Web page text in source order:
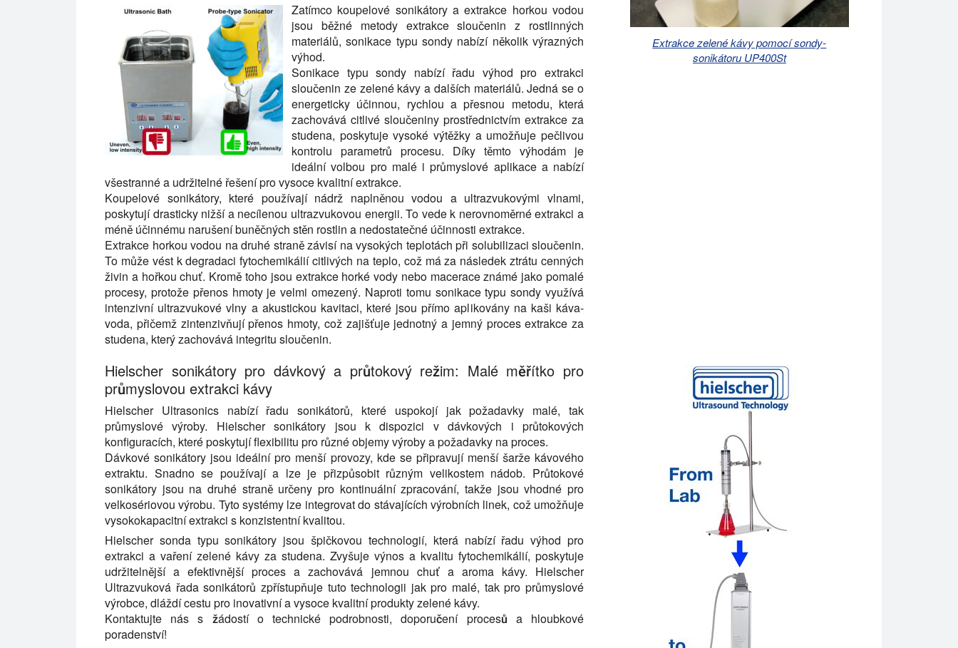
Zatímco koupelové sonikátory a extrakce horkou vodou
jsou běžné metody extrakce sloučenin z rostlinných
materiálů, sonikace typu sondy nabízí několik výrazných
výhod.
Sonikace typu sondy nabízí řadu výhod pro extrakci
sloučenin ze zelené kávy a dalších materiálů. Jedná se o
energeticky účinnou, rychlou a přesnou metodu, která
zachovává citlivé sloučeniny prostřednictvím extrakce za
studena, poskytuje vysoké výtěžky a umožňuje pečlivou
kontrolu parametrů procesu. Díky těmto výhodám je
ideální volbou pro malé i průmyslové aplikace a nabízí
všestranné a udržitelné řešení pro vysoce kvalitní extrakce.
Koupelové sonikátory, které používají nádrž naplněnou vodou a ultrazvukovými vlnami,
poskytují drasticky nižší a necílenou ultrazvukovou energii. To vede k nerovnoměrné extrakci a
méně účinnému narušení buněčných stěn rostlin a nedostatečné účinnosti extrakce.
Extrakce horkou vodou na druhé straně závisí na vysokých teplotách při solubilizaci sloučenin.
To může vést k degradaci fytochemikálií citlivých na teplo, což má za následek ztrátu cenných
živin a hořkou chuť. Kromě toho jsou extrakce horké vody nebo macerace známé jako pomalé
procesy, protože přenos hmoty je velmi omezený. Naproti tomu sonikace typu sondy využívá
intenzivní ultrazvukové vlny a akustickou kavitaci, které jsou přímo aplikovány na kaši káva-
voda, přičemž zintenzivňují přenos hmoty, což zajišťuje jednotný a jemný proces extrakce za
studena, který zachovává integritu sloučenin.
Extrakce zelené kávy pomocí sondy-
sonikátoru UP400St
Hielscher sonikátory pro dávkový a průtokový režim: Malé měřítko pro
průmyslovou extrakci kávy
Hielscher Ultrasonics nabízí řadu sonikátorů, které uspokojí jak požadavky malé, tak
průmyslové výroby. Hielscher sonikátory jsou k dispozici v dávkových i průtokových
konfiguracích, které poskytují flexibilitu pro různé objemy výroby a požadavky na proces.
Dávkové sonikátory jsou ideální pro menší provozy, kde se připravují menší šarže kávového
extraktu. Snadno se používají a lze je přizpůsobit různým velikostem nádob. Průtokové
sonikátory jsou na druhé straně určeny pro kontinuální zpracování, takže jsou vhodné pro
velkosériovou výrobu. Tyto systémy lze integrovat do stávajících výrobních linek, což umožňuje
vysokokapacitní extrakci s konzistentní kvalitou.
Hielscher sonda typu sonikátory jsou špičkovou technologií, která nabízí řadu výhod pro
extrakci a vaření zelené kávy za studena. Zvyšuje výnos a kvalitu fytochemikálií, poskytuje
udržitelnější a efektivnější proces a zachovává jemnou chuť a aroma kávy. Hielscher
Ultrazvuková řada sonikátorů zpřístupňuje tuto technologii jak pro malé, tak pro průmyslové
výrobce, dláždí cestu pro inovativní a vysoce kvalitní produkty zelené kávy.
Kontaktujte nás s žádostí o technické podrobnosti, doporučení procesů a hloubkové
poradenství!